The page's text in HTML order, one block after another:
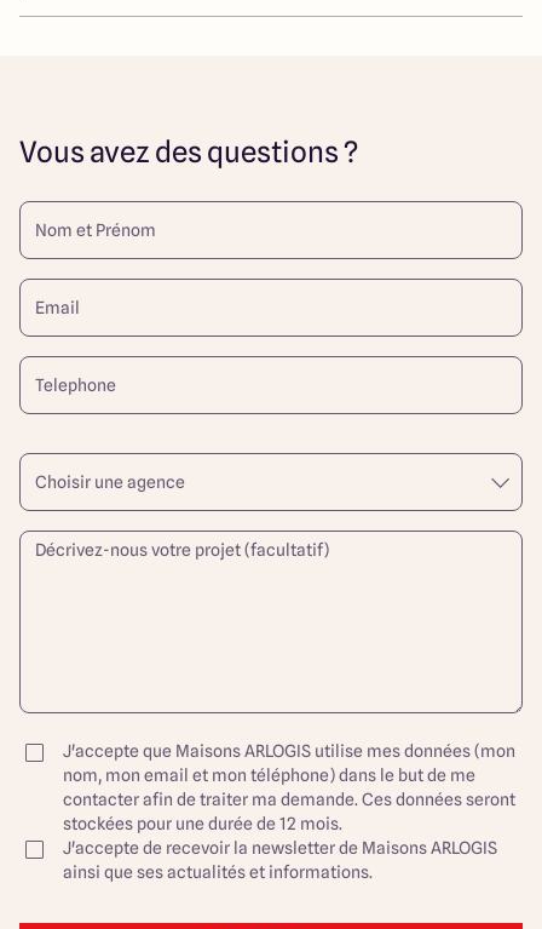
Vous avez des questions ?
J'accepte que Maisons ARLOGIS utilise mes données (mon
nom, mon email et mon téléphone) dans le but de me
contacter afin de traiter ma demande. Ces données seront
stockées pour une durée de 12 mois.
J'accepte de recevoir la newsletter de Maisons ARLOGIS
ainsi que ses actualités et informations.